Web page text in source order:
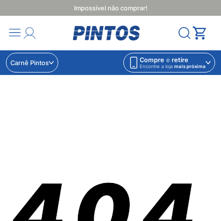
Impossível não comprar!
Carnê Pintos Compre e retire
Encontre a loja mais próxima